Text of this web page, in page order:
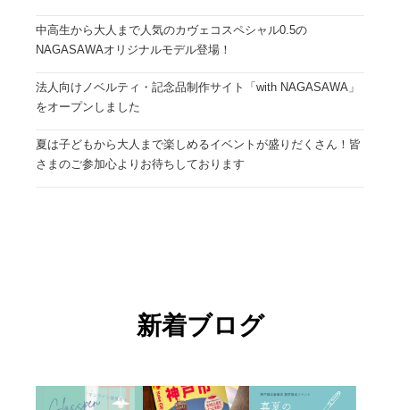
中高生から大人まで人気のカヴェコスペシャル0.5の
NAGASAWAオリジナルモデル登場！
法人向けノベルティ・記念品制作サイト「with NAGASAWA」
をオープンしました
夏は子どもから大人まで楽しめるイベントが盛りだくさん！皆
さまのご参加心よりお待ちしております
新着ブログ